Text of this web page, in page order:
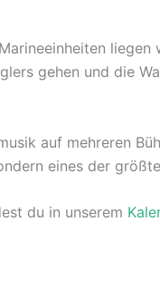
gehen und die
auf mehreren
eines der
du in unserem